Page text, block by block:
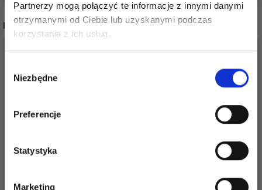
Partnerzy mogą połączyć te informacje z innymi danymi
otrzymanymi od Ciebie lub uzyskanymi podczas
korzystania z ich usług.
zgody
Niezbędne
Preferencje
Statystyka
Marketing
INNI TEŻ WIDZIELI
Oszczędź nawet do 50%
miłośników włóczek i uzyskaj wyłączny
dostęp do inspirujących wzorów na druty i